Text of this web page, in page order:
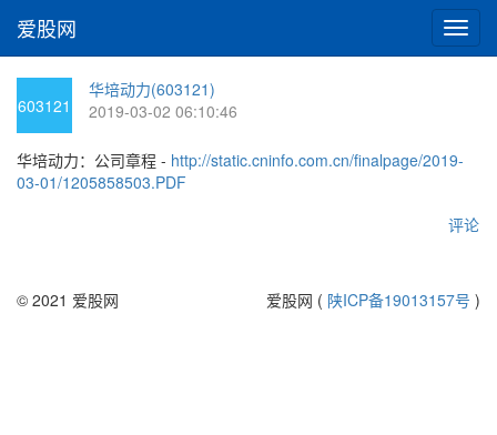
切
换
爱股网
603121
华培动力(603121)
2019-03-02 06:10:46
华培动力：公司章程 - http://static.cninfo.com.cn/finalpage/2019-
03-01/1205858503.PDF
评论
© 2021 爱股网 爱股网 ( 陕ICP备19013157号 )